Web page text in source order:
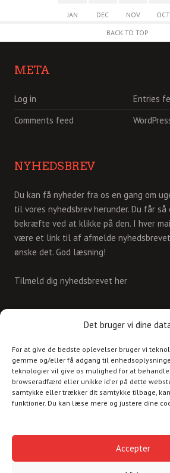
Det bruger vi dine
For at give de bedste oplevelser bruger vi
gemme og/eller få adgang til
teknologier vil give os mulighed for at
browseradfærd eller unikke id'er på dette
samtykke eller trækker dit samtykke tilbage,
funktioner. Du kan læse mere og justere dine
Accepter
JAN DEC NOV OCT
BACK TO TOP
META
Log in
Entries
Comments feed
NYHEDSBREV
Du kan få nyheder fra os en gang om
til vores nyhedsbrev herunder. Du får så
bekræfte ved at klikke på den. I hver
være et link til af afmelde
ønske det. God læsning!
Tilmeld dig nyhedsbrevet her
Skriv til os på
info@christianshavnskvarter.dk
Christiania